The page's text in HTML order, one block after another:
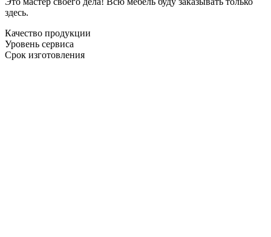
здесь.
Качество продукции
Уровень сервиса
Срок изготовления